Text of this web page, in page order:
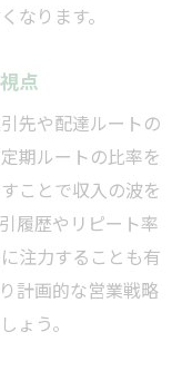
なります。
点
先や配達ルートの
期ルートの比率を
ことで収入の波を
履歴やリピート率
注力することも有
計画的な営業戦略
ょう。